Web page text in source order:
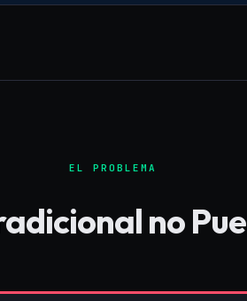
EL PROBLEMA
no